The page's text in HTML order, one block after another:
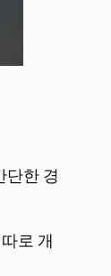
단한 경
로 개